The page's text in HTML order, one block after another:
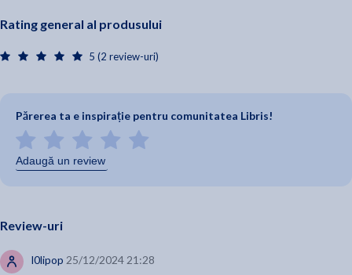
Rating general al produsului
5 (2 review-uri)
Părerea ta e inspirație pentru comunitatea Libris!
Adaugă un review
Review-uri
l0lipop 25/12/2024 21:28